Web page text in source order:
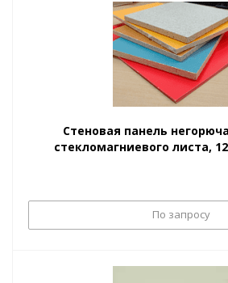
Стеновая панель
стекломагниевого листа,
По запросу